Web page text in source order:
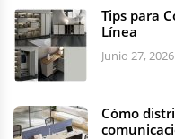
Tips para
Línea
Junio 27, 2026
Cómo